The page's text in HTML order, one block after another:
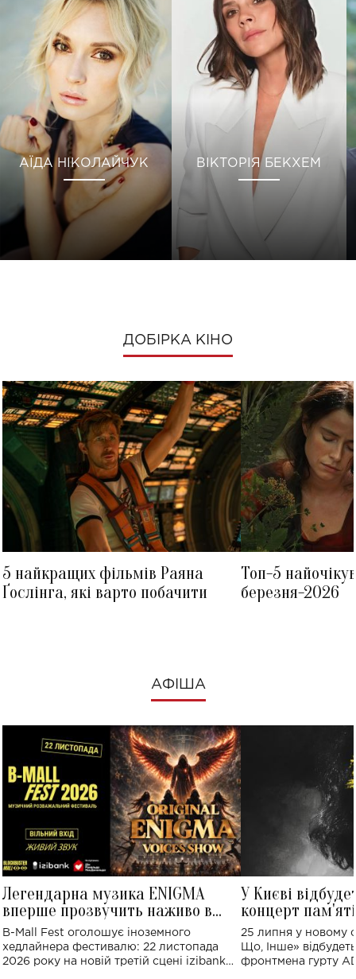
АЇДА НІКОЛАЙЧУК ВІКТОРІЯ БЕКХЕМ
ДОБІРКА КІНО
5 найкращих фільмів Раяна
Ґослінга, які варто побачити
Топ-5
березня-2026
АФІША
Легендарна музика ENIGMA
вперше прозвучить наживо в
Україні: де відбудеться концерт
B-Mall Fest оголошує іноземного
хедлайнера фестивалю: 22 листопада
2026 року на новій третій сцені izibank
У Києві
концерт
Клименка:
виконають
25 липня у новому
Що, Інше»
фронтмена гурту